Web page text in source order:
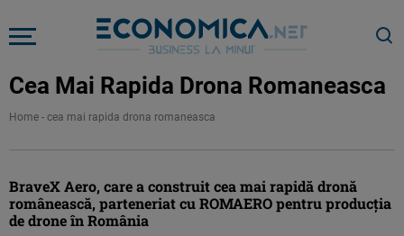
Cea Mai Rapida Drona Romaneasca
Home - cea mai rapida drona romaneasca
BraveX Aero, care a construit cea mai rapidă dronă
românească, parteneriat cu ROMAERO pentru producția
de drone în România